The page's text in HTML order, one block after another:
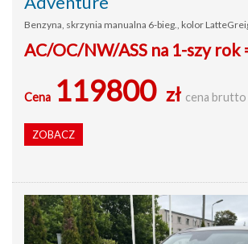
Benzyna, skrzynia manualna 6-bieg., kolor
AC/OC/NW/ASS na 1-szy rok
Cena 119800 zł cena brutto
ZOBACZ